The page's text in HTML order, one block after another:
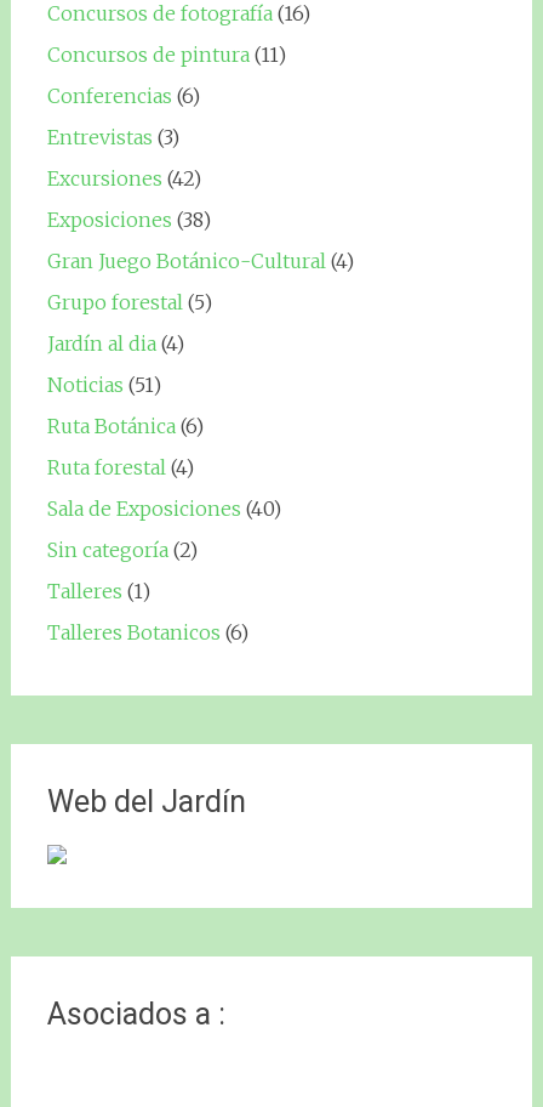
Concursos de fotografía(16)
Concursos de pintura(11)
Conferencias (6)
Entrevistas (3)
Excursiones (42)
Exposiciones (38)
Gran Juego Botánico-Cultural(4)
Grupo forestal(5)
Jardín al dia(4)
Noticias (51)
Ruta Botánica(6)
Ruta forestal(4)
Sala de Exposiciones (40)
Sin categoría(2)
Talleres (1)
Talleres Botanicos (6)
Web del Jardín
Asociados a :